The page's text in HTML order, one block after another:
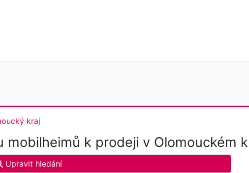
kraj
mobilheimů k prodeji v Olomouckém
Upravit hledání